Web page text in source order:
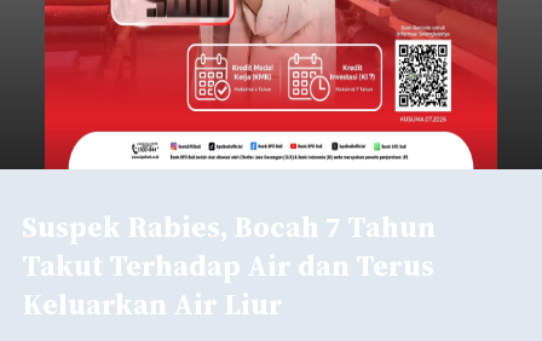
Suspek Rabies, Bocah 7 Tahun
Takut Terhadap Air dan Terus
Keluarkan Air Liur